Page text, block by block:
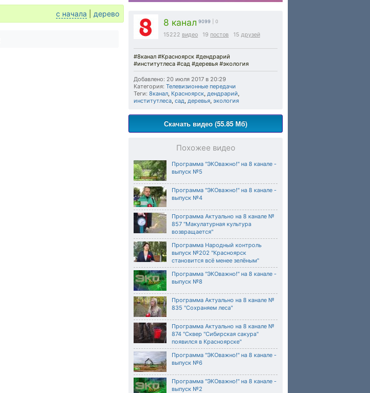
8 канал 9099 | 0
15222 видео 19 постов 15 друзей
#8канал #Красноярск #дендрарий
#институтлеса #сад #деревья #экология
Добавлено: 20 июля 2017 в 20:29
Категория: Телевизионные передачи
Теги: 8канал, Красноярск, дендрарий,
институтлеса, сад, деревья, экология
Скачать видео (55.85 Мб)
Похожее видео
Программа "ЭКОважно!" на 8 канале -
выпуск №5
Программа "ЭКОважно!" на 8 канале -
выпуск №4
Программа Актуально на 8 канале №
857 "Макулатурная культура
возвращается"
Программа Народный контроль
выпуск №202 "Красноярск
становится всё менее зелёным"
Программа "ЭКОважно!" на 8 канале -
выпуск №8
Программа Актуально на 8 канале №
835 "Сохраняем леса"
Программа Актуально на 8 канале №
874 "Сквер "Сибирская сакура"
появился в Красноярске"
Программа "ЭКОважно!" на 8 канале -
выпуск №6
Программа "ЭКОважно!" на 8 канале -
выпуск №2
с начала дерево